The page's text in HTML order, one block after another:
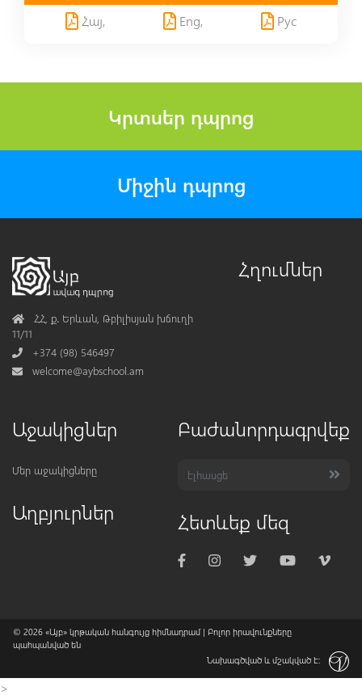
Հայ, Eng, Рус
Կրտսեր դպրոց
Միջին դպրոց
AddressՀՀ, ք․ Երևան, Թբիլիսյան խճուղի
11/11
Phone+374 (98) 546497
Mail
welcome@aybschool.am
Հղումներ
Աջակիցներ
Մեր աջակիցները
Աղբյուրներ
Բաժանորդագրվեք
Հետևեք մեզ
© 2026 «Այբ» կրթական հանգույց հիմնադրամ| Բոլոր իրավունքները
պահպանված են
Նախագծված և մշակված է:
>